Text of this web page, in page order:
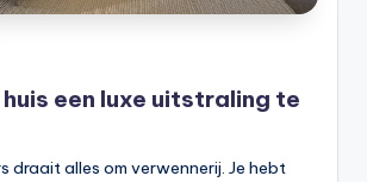
een luxe uitstraling te
draait alles om verwennerij. Je hebt